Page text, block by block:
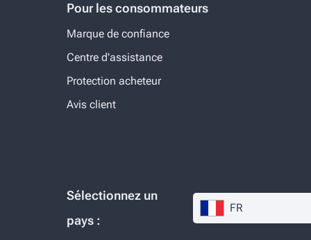
Pour les consommateurs
Marque de confiance
Centre d'assistance
Protection acheteur
Avis client
Sélectionnez un
pays :
FR